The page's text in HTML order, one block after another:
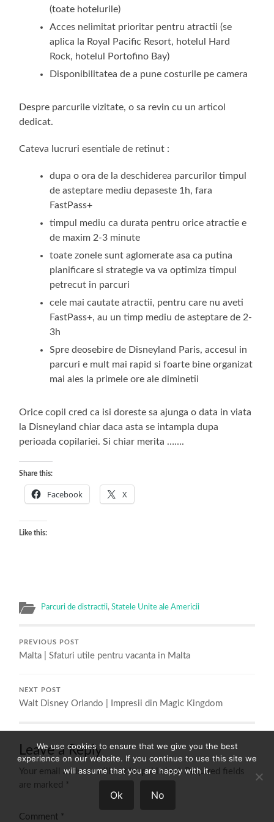
(toate hotelurile)
Acces nelimitat prioritar pentru atractii (se
aplica la Royal Pacific Resort, hotelul Hard
Rock, hotelul Portofino Bay)
Disponibilitatea de a pune costurile pe camera
Despre parcurile vizitate, o sa revin cu un articol
dedicat.
Cateva lucruri esentiale de retinut :
dupa o ora de la deschiderea parcurilor timpul
de asteptare mediu depaseste 1h, fara
FastPass+
timpul mediu ca durata pentru orice atractie e
de maxim 2-3 minute
toate zonele sunt aglomerate asa ca putina
planificare si strategie va va optimiza timpul
petrecut in parcuri
cele mai cautate atractii, pentru care nu aveti
FastPass+, au un timp mediu de asteptare de 2-
3h
Spre deosebire de Disneyland Paris, accesul in
parcuri e mult mai rapid si foarte bine organizat
mai ales la primele ore ale diminetii
Orice copil cred ca isi doreste sa ajunga o data in viata
la Disneyland chiar daca asta se intampla dupa
perioada copilariei. Si chiar merita …….
Share this:
Facebook X
Like this:
Parcuri de distractii,Statele Unite ale Americii
PREVIOUS POST
Malta | Sfaturi utile pentru vacanta in Malta
NEXT POST
Walt Disney Orlando | Impresii din Magic Kingdom
Leave a Reply
Your email address will not be published. Required fields
are marked *
Comment *
We use cookies to ensure that we give you the best
experience on our website. If you continue to use this site we
will assume that you are happy with it.
Ok No